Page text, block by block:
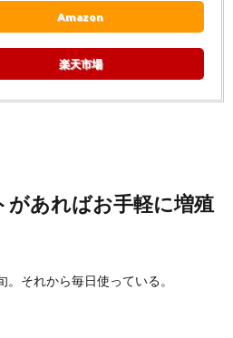
Amazon
楽天市場
があればお手軽に増殖
それから毎日使っている。